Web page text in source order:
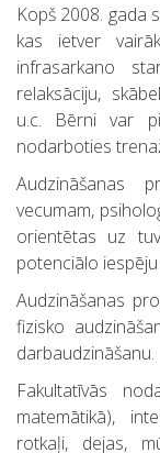
Kopš 2008. gada
kas ietver
infrasarkano
relaksāciju,
u.c. Bērni var
nodarboties
Audzināšanas
vecumam,
orientētas uz
potenciālo
Audzināšanas
fizisko
darbaudzināšanu.
Fakultatīvās
matemātikā),
rotkaļi, dejas,